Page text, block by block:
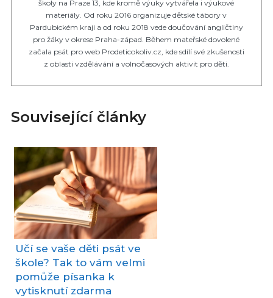
školy na Praze 13, kde kromě výuky vytvářela i výukové
materiály. Od roku 2016 organizuje dětské tábory v
Pardubickém kraji a od roku 2018 vede doučování angličtiny
pro žáky v okrese Praha-západ. Během mateřské dovolené
začala psát pro web Prodeticokoliv.cz, kde sdílí své zkušenosti
z oblasti vzdělávání a volnočasových aktivit pro děti.
Související články
Učí se vaše děti psát ve
škole? Tak to vám velmi
pomůže písanka k
vytisknutí zdarma